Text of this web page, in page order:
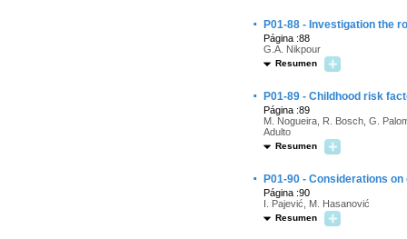
· P01-88 - Investigation the
Página :88
G.A. Nikpour
Resumen
· P01-89 - Childhood risk
Página :89
M. Nogueira, R. Bosch, G.
Adulto
Resumen
· P01-90 - Considerations
Página :90
I. Pajević, M. Hasanović
Resumen